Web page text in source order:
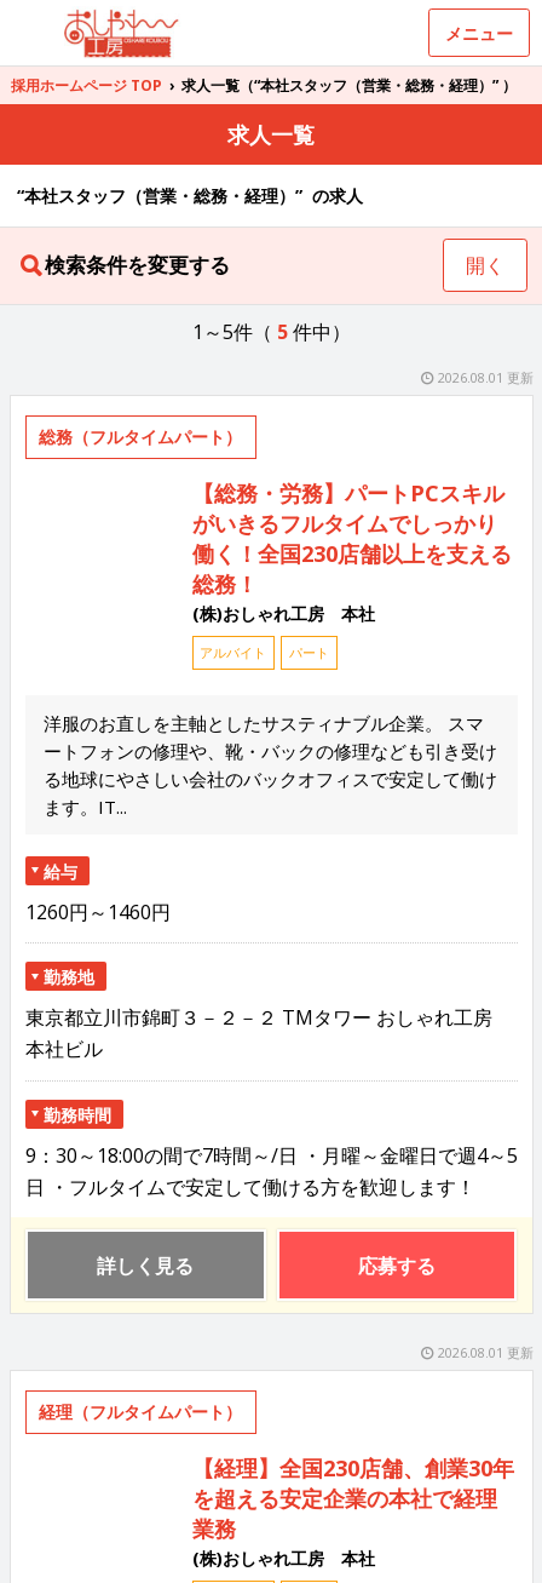
メニュー
採用ホームページ TOP › 求人一覧（“本社スタッフ（営業・総務・経理）” ）
求人一覧
“本社スタッフ（営業・総務・経理）” の求人
検索条件を変更する 開く
1～5件（ 5 件中）
2026.08.01 更新
総務（フルタイムパート）
【総務・労務】パートPCスキル
がいきるフルタイムでしっかり
働く！全国230店舗以上を支える
総務！
(株)おしゃれ工房 本社
アルバイト パート
洋服のお直しを主軸としたサスティナブル企業。 スマ
ートフォンの修理や、靴・バックの修理なども引き受け
る地球にやさしい会社のバックオフィスで安定して働け
ます。IT...
給与
1260円～1460円
勤務地
東京都立川市錦町３－２－２ TMタワー おしゃれ工房
本社ビル
勤務時間
9：30～18:00の間で7時間～/日 ・月曜～金曜日で週4～5
日 ・フルタイムで安定して働ける方を歓迎します！
詳しく見る 応募する
2026.08.01 更新
経理（フルタイムパート）
【経理】全国230店舗、創業30年
を超える安定企業の本社で経理
業務
(株)おしゃれ工房 本社